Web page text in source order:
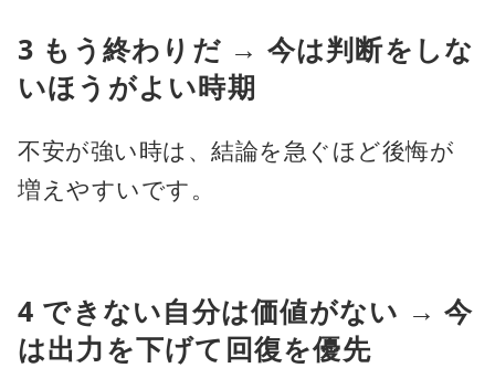
3 もう終わりだ → 今は判断をしな
いほうがよい時期
不安が強い時は、結論を急ぐほど後悔が
増えやすいです。
4 できない自分は価値がない → 今
は出力を下げて回復を優先